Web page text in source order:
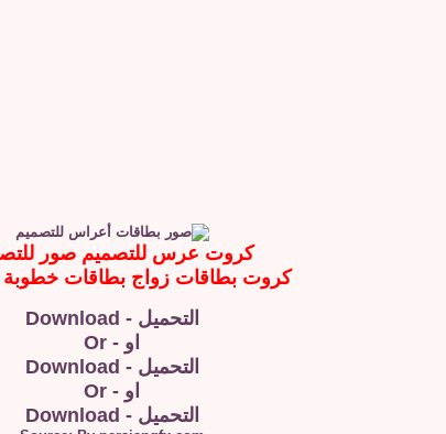
كروت عرس للتصميم صور
كروت بطاقات زواج بطاقات خطوبة
التحميل - Download
او - Or
التحميل - Download
او - Or
التحميل - Download